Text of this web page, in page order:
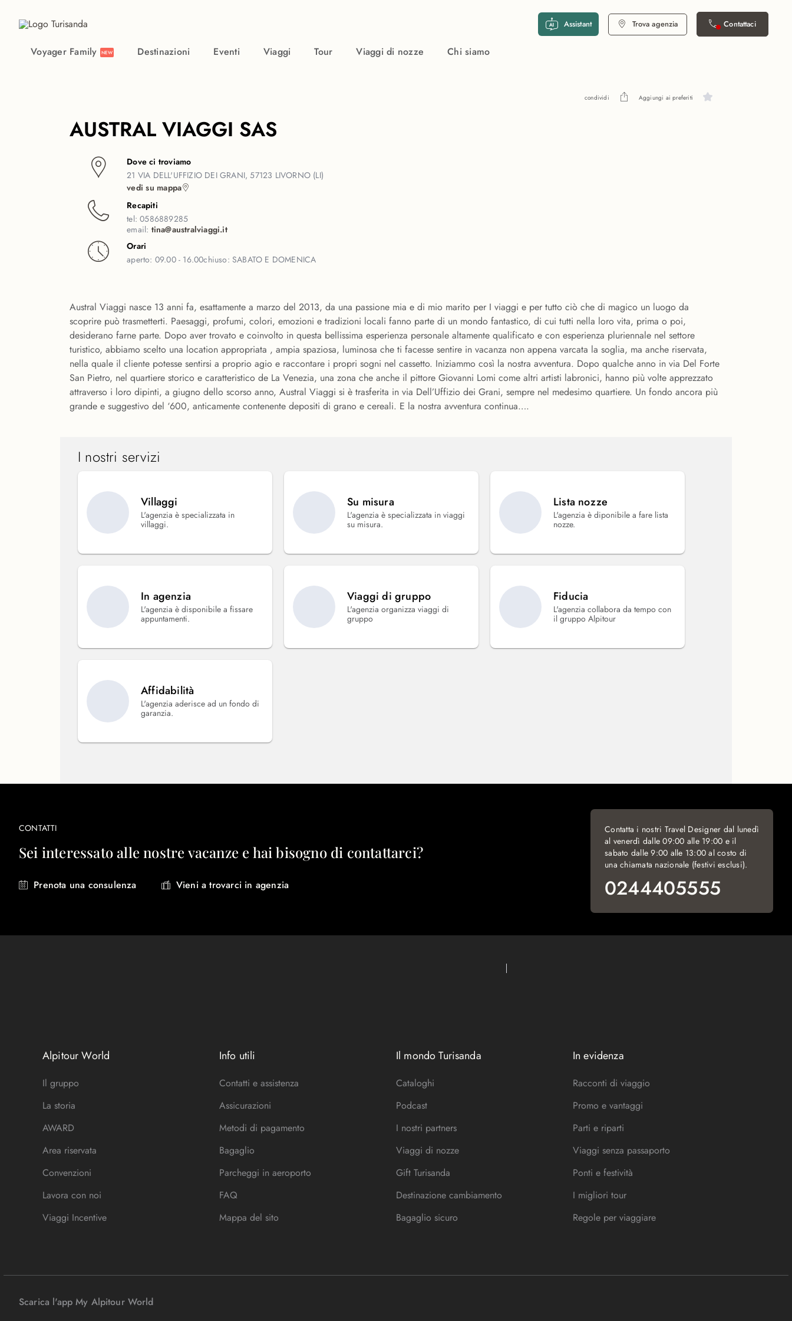
Assistant Trova agenzia Contattaci
Voyager Family NEW Destinazioni Eventi Viaggi Tour Viaggi di nozze Chi siamo
condividi Aggiungi ai preferiti
AUSTRAL VIAGGI SAS
Dove ci troviamo
21 VIA DELL'UFFIZIO DEI GRANI, 57123 LIVORNO (LI)
vedi su mappa
Recapiti
tel:0586889285
email: tina@australviaggi.it
Orari
aperto: 09.00 - 16.00chiuso:SABATO E DOMENICA
Austral Viaggi nasce 13 anni fa, esattamente a marzo del 2013, da una passione mia e di mio marito per I viaggi e per tutto ciò che di magico un luogo da
scoprire può trasmetterti. Paesaggi, profumi, colori, emozioni e tradizioni locali fanno parte di un mondo fantastico, di cui tutti nella loro vita, prima o poi,
desiderano farne parte. Dopo aver trovato e coinvolto in questa bellissima esperienza personale altamente qualificato e con esperienza pluriennale nel settore
turistico, abbiamo scelto una location appropriata , ampia spaziosa, luminosa che ti facesse sentire in vacanza non appena varcata la soglia, ma anche riservata,
nella quale il cliente potesse sentirsi a proprio agio e raccontare i propri sogni nel cassetto. Iniziammo così la nostra avventura. Dopo qualche anno in via Del Forte
San Pietro, nel quartiere storico e caratteristico de La Venezia, una zona che anche il pittore Giovanni Lomi come altri artisti labronici, hanno più volte apprezzato
attraverso i loro dipinti, a giugno dello scorso anno, Austral Viaggi si è trasferita in via Dell’Uffizio dei Grani, sempre nel medesimo quartiere. Un fondo ancora più
grande e suggestivo del ‘600, anticamente contenente depositi di grano e cereali. E la nostra avventura continua….
I nostri servizi
Villaggi
L'agenzia è specializzata in
villaggi.
Su misura
L'agenzia è specializzata in viaggi
su misura.
Lista nozze
L'agenzia è diponibile a fare lista
nozze.
In agenzia
L'agenzia è disponibile a fissare
appuntamenti.
Viaggi di gruppo
L'agenzia organizza viaggi di
gruppo
Fiducia
L'agenzia collabora da tempo con
il gruppo Alpitour
Affidabilità
L'agenzia aderisce ad un fondo di
garanzia.
CONTATTI
Sei interessato alle nostre vacanze e hai bisogno di contattarci?
Prenota una consulenza Vieni a trovarci in agenzia
Contatta i nostri Travel Designer dal lunedì
al venerdì dalle 09:00 alle 19:00 e il
sabato dalle 9:00 alle 13:00 al costo di
una chiamata nazionale (festivi esclusi).
0244405555
Alpitour World
Il gruppo
La storia
AWARD
Area riservata
Convenzioni
Lavora con noi
Viaggi Incentive
Info utili
Contatti e assistenza
Assicurazioni
Metodi di pagamento
Bagaglio
Parcheggi in aeroporto
FAQ
Mappa del sito
Il mondo Turisanda
Cataloghi
Podcast
I nostri partners
Viaggi di nozze
Gift Turisanda
Destinazione cambiamento
Bagaglio sicuro
In evidenza
Racconti di viaggio
Promo e vantaggi
Parti e riparti
Viaggi senza passaporto
Ponti e festività
I migliori tour
Regole per viaggiare
Scarica l'app My Alpitour World